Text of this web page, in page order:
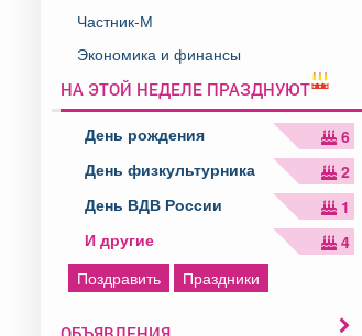
Частник-М
Экономика и финансы
НА ЭТОЙ НЕДЕЛЕ ПРАЗДНУЮТ
День рождения
6
День физкультурника
2
День ВДВ России
1
И другие
4
Поздравить
Праздники